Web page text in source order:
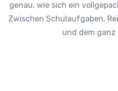
genau, wie sich ein
Zwischen Schulaufgaben,
und dem ganz